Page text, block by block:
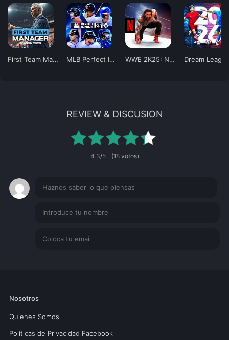
First Team Manager 2026 MLB Perfect Inning 26 WWE 2K25: Netflix Edition
REVIEW & DISCUSION
4.3/5 - (18 votos)
Nosotros
Quienes Somos
Políticas de Privacidad Facebook